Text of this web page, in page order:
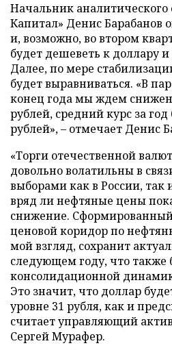
Начальник
Капитал» Денис Барабанов
и, возможно, во втором
будет дешеветь к доллару
Далее, по мере
будет выравниваться. «В
конец года мы ждем
рублей, средний курс за
рублей», – отмечает Денис
«Торги отечественной
довольно волатильны в
выборами как в России,
вряд ли нефтяные цены
снижение.
ценовой коридор по
мой взгляд, сохранит
следующем году, что также
консолидационной
Это значит, что доллар
уровне 31 рубля, как и
считает управляющий
Сергей Мурафер.